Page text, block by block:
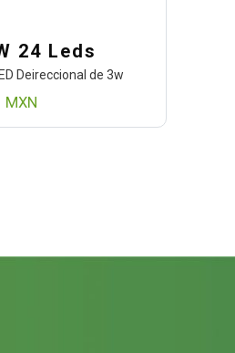
24 Leds
Deireccional de 3w
MXN